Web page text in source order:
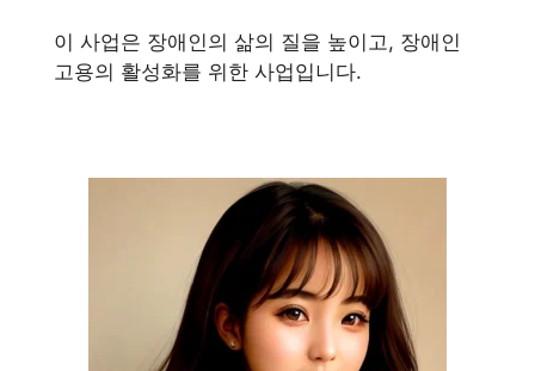
이 사업은 장애인의 삶의 질을 높이고, 장애인
고용의 활성화를 위한 사업입니다.